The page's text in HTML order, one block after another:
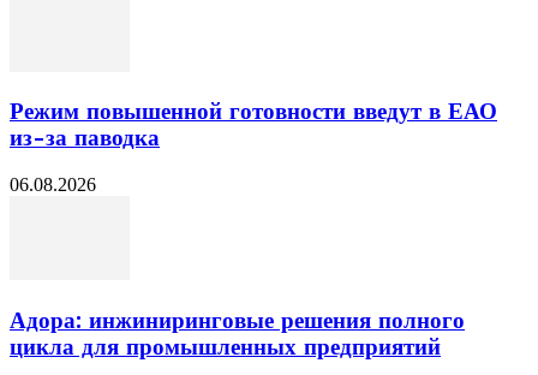
Режим повышенной готовности введут в ЕАО
из-за паводка
06.08.2026
Адора: инжиниринговые решения полного
цикла для промышленных предприятий